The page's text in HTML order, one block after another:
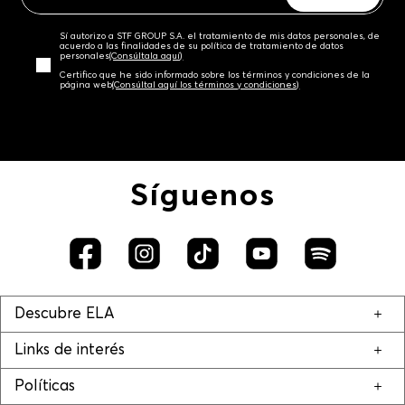
Sí autorizo a STF GROUP S.A. el tratamiento de mis datos personales, de
acuerdo a las finalidades de su política de tratamiento de datos
personales‎(Consúltala aquí)
Certifico que he sido informado sobre los términos y condiciones de la
página web‎(Consúltal aquí los términos y condiciones)
Síguenos
Descubre ELA
Links de interés
Políticas